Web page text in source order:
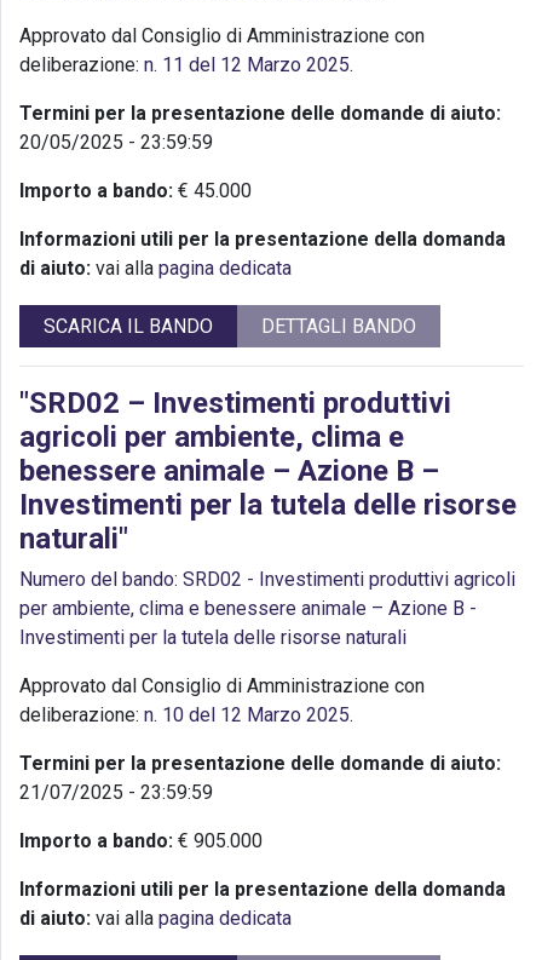
Approvato dal Consiglio di Amministrazione con
deliberazione: n. 11 del 12 Marzo 2025.
Termini per la presentazione delle domande di aiuto:
20/05/2025 - 23:59:59
Importo a bando: € 45.000
Informazioni utili per la presentazione della domanda
di aiuto: vai alla pagina dedicata
SCARICA IL BANDO DETTAGLI BANDO
"SRD02 – Investimenti produttivi
agricoli per ambiente, clima e
benessere animale – Azione B –
Investimenti per la tutela delle risorse
naturali"
Numero del bando: SRD02 - Investimenti produttivi agricoli
per ambiente, clima e benessere animale – Azione B -
Investimenti per la tutela delle risorse naturali
Approvato dal Consiglio di Amministrazione con
deliberazione: n. 10 del 12 Marzo 2025.
Termini per la presentazione delle domande di aiuto:
21/07/2025 - 23:59:59
Importo a bando: € 905.000
Informazioni utili per la presentazione della domanda
di aiuto: vai alla pagina dedicata